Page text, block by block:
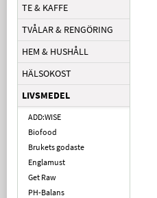
TE & KAFFE
TVÅLAR & RENGÖRING
HEM & HUSHÅLL
HÄLSOKOST
LIVSMEDEL
ADD:WISE
Biofood
Brukets godaste
Englamust
Get Raw
PH-Balans